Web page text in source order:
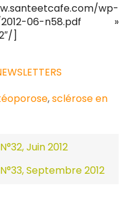
wp-
2012-06-n58.pdf »
]
,sclérose en
Juin 2012
Septembre 2012